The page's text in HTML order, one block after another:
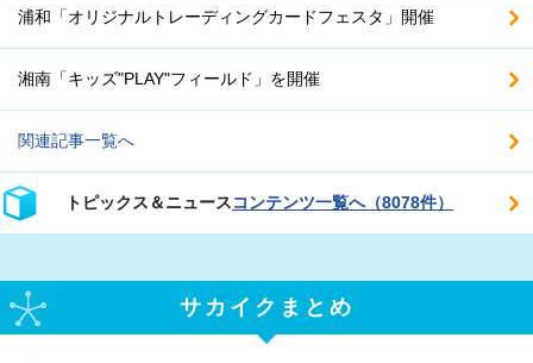
浦和「オリジナルトレーディングカードフェスタ」開催
湘南「キッズ"PLAY"フィールド」を開催
関連記事一覧へ
トピックス＆ニュースコンテンツ一覧へ（8078件）
サカイクまとめ